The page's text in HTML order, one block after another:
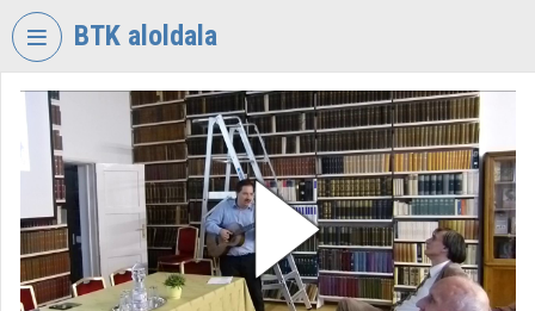
Fejléc kihagyása
BTK aloldala
VIDEOTORIUM
BÖLCSÉSZETTUDOMÁNYI
KUTATÓKÖZPONT
Intézményi kezdőlap
Bejelentkezés